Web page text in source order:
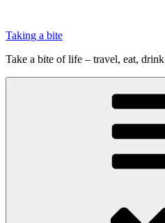
indhold
Taking a bite
Take a bite of life – travel, eat, drink